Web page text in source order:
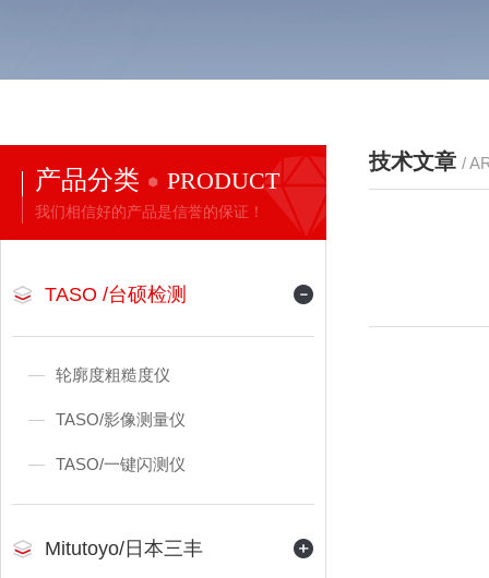
产品分类 PRODUCT
我们相信好的产品是信誉的保证！
TASO /台硕检测
轮廓度粗糙度仪
TASO/影像测量仪
TASO/一键闪测仪
Mitutoyo/日本三丰
技术文章 /